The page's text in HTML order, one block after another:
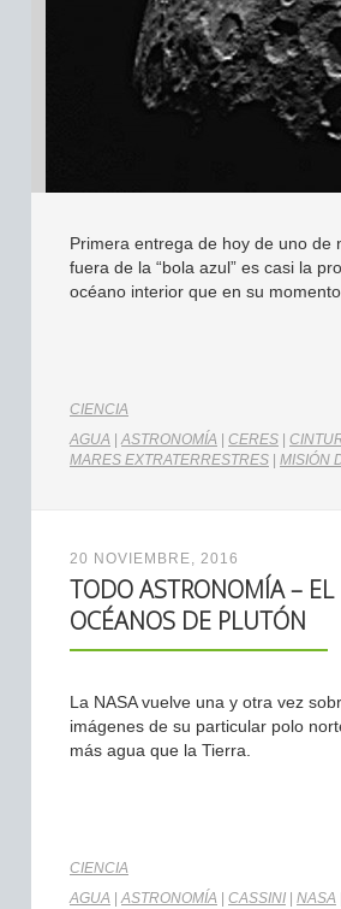
Primera entrega de hoy de uno de
fuera de la “bola azul” es casi la
océano interior que en su
CIENCIA
AGUA |ASTRONOMÍA CERES
MARES EXTRATERRESTRES
MISIÓN
20 NOVIEMBRE, 2016
TODO ASTRONOMÍA –
OCÉANOS DE PLUTÓN
La NASA vuelve una y otra vez
imágenes de su particular polo
más agua que la Tierra.
CIENCIA
AGUA |ASTRONOMÍA CASSINI NASA